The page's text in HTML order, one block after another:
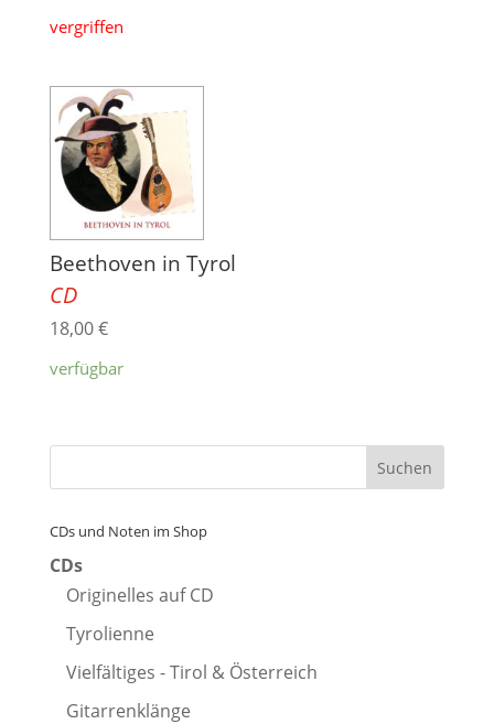
vergriffen
Beethoven in Tyrol
CD
18,00€
verfügbar
CDs und Noten im Shop
CDs
Originelles auf CD
Tyrolienne
Vielfältiges - Tirol & Österreich
Gitarrenklänge